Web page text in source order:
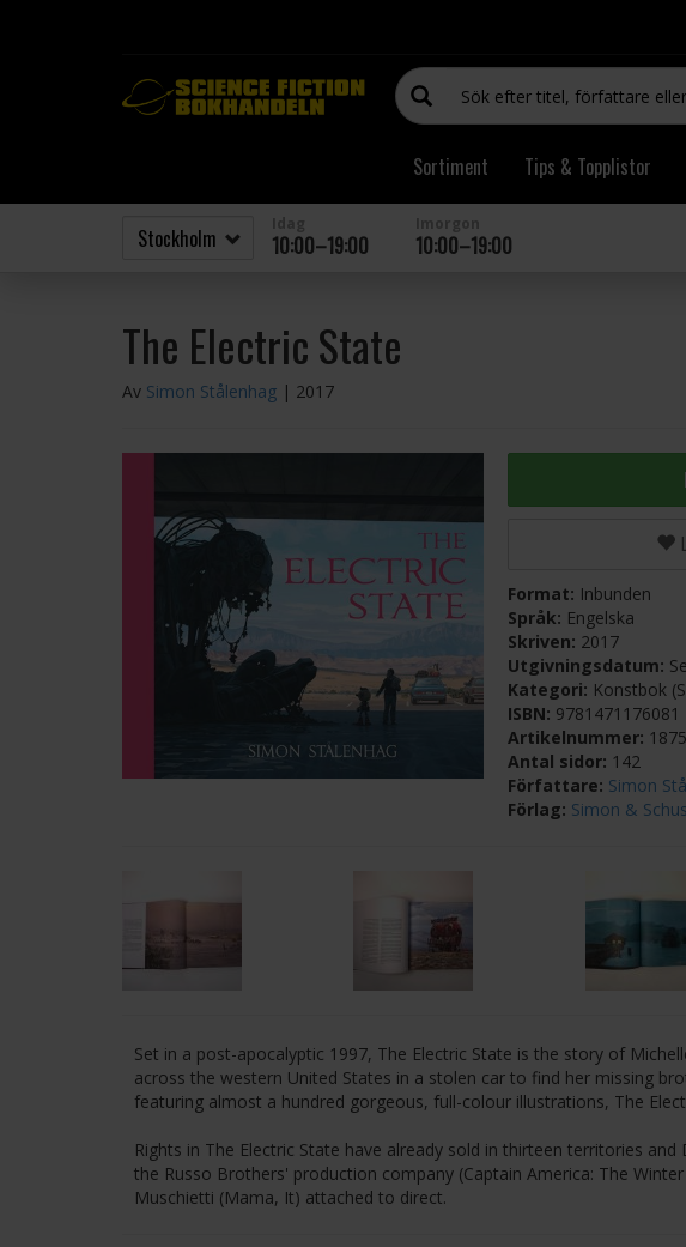
Sortiment Tips & Topplistor
10:00–19:00 10:00–19:00
The Electric State
Av Simon Stålenhag | 2017
Format: Inbunden
Språk: Engelska
Skriven: 2017
Utgivningsdatum:
Kategori: Konstbok
ISBN: 9781471176081
Artikelnummer:
Antal sidor: 142
Författare: Simon
Förlag: Simon &
Set in a post-apocalyptic 1997, The Electric State is the story of
across the western United States in a stolen car to find her missing
featuring almost a hundred gorgeous, full-colour illustrations, The
Rights in The Electric State have already sold in thirteen territories
the Russo Brothers' production company (Captain America: The
Muschietti (Mama, It) attached to direct.